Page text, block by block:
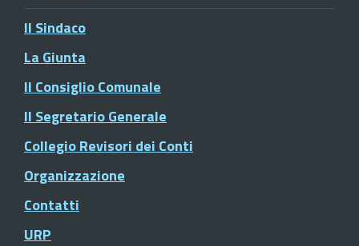
Il Sindaco
La Giunta
Il Consiglio Comunale
Il Segretario Generale
Collegio Revisori dei Conti
Organizzazione
Contatti
URP